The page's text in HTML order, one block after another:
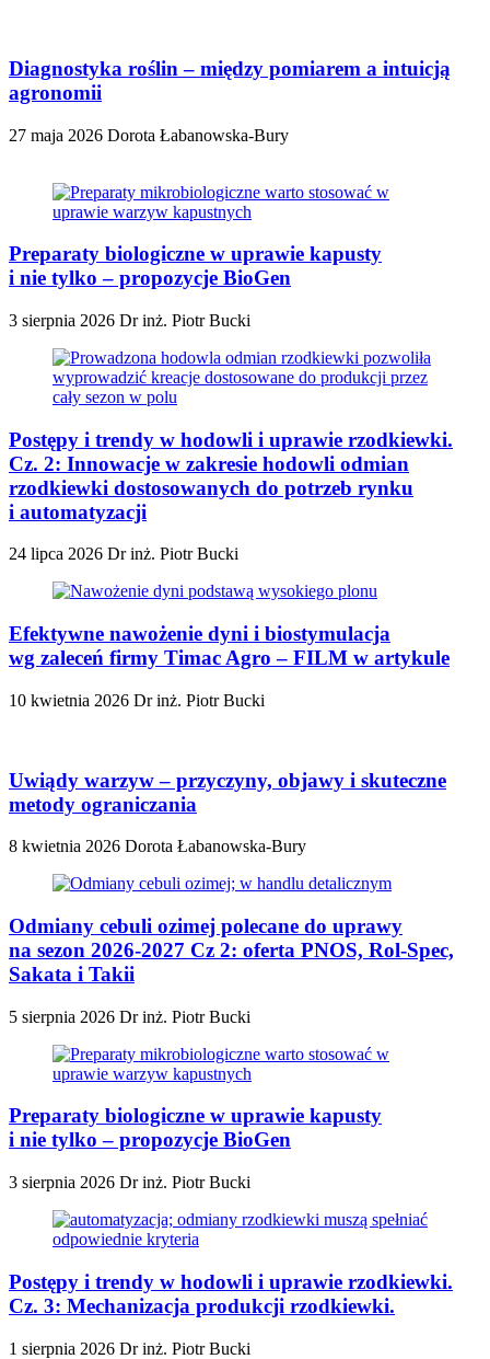
Diagnostyka roślin – między pomiarem a intuicją
agronomii
27 maja 2026 Dorota Łabanowska-Bury
Preparaty biologiczne w uprawie kapusty
i nie tylko – propozycje BioGen
3 sierpnia 2026 Dr inż. Piotr Bucki
Postępy i trendy w hodowli i uprawie rzodkiewki.
Cz. 2: Innowacje w zakresie hodowli odmian
rzodkiewki dostosowanych do potrzeb rynku
i automatyzacji
24 lipca 2026 Dr inż. Piotr Bucki
Efektywne nawożenie dyni i biostymulacja
wg zaleceń firmy Timac Agro – FILM w artykule
10 kwietnia 2026 Dr inż. Piotr Bucki
Uwiądy warzyw – przyczyny, objawy i skuteczne
metody ograniczania
8 kwietnia 2026 Dorota Łabanowska-Bury
Odmiany cebuli ozimej polecane do uprawy
na sezon 2026-2027 Cz 2: oferta PNOS, Rol-Spec,
Sakata i Takii
5 sierpnia 2026 Dr inż. Piotr Bucki
Preparaty biologiczne w uprawie kapusty
i nie tylko – propozycje BioGen
3 sierpnia 2026 Dr inż. Piotr Bucki
Postępy i trendy w hodowli i uprawie rzodkiewki.
Cz. 3: Mechanizacja produkcji rzodkiewki.
1 sierpnia 2026 Dr inż. Piotr Bucki